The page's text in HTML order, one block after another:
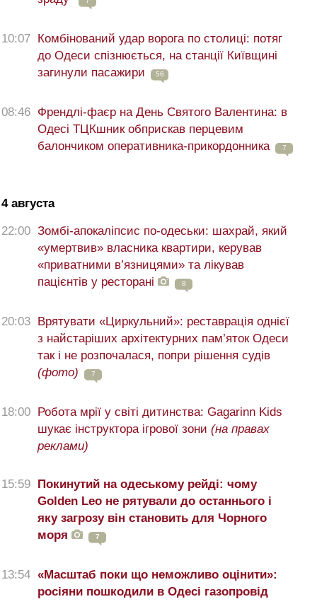
10:07 Комбінований удар ворога по столиці: потяг
до Одеси спізнюється, на станції Київщині
загинули пасажири
56
08:46 Френдлі-фаєр на День Святого Валентина: в
Одесі ТЦКшник обприскав перцевим
балончиком оперативника-прикордонника
7
4 августа
22:00 Зомбі-апокаліпсис по-одеськи: шахрай, який
«умертвив» власника квартири, керував
«приватними в’язницями» та лікував
пацієнтів у ресторані
8
20:03 Врятувати «Циркульний»: реставрація однієї
з найстаріших архітектурних пам’яток Одеси
так і не розпочалася, попри рішення судів
(фото)
7
18:00 Робота мрії у світі дитинства: Gagarinn Kids
шукає інструктора ігрової зони (на правах
реклами)
15:59 Покинутий на одеському рейді: чому
Golden Leo не рятували до останнього і
яку загрозу він становить для Чорного
моря
7
13:54 «Масштаб поки що неможливо оцінити»:
росіяни пошкодили в Одесі газопровід